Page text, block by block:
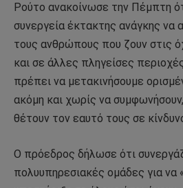
Ρούτο ανακοίνωσε την Πέμπτη
συνεργεία έκτακτης ανάγκης να
τους ανθρώπους που ζουν στις
και σε άλλες πληγείσες
πρέπει να μετακινήσουμε
ακόμη και χωρίς να
θέτουν τον εαυτό τους σε
Ο πρόεδρος δήλωσε ότι
πολυυπηρεσιακές ομάδες για να